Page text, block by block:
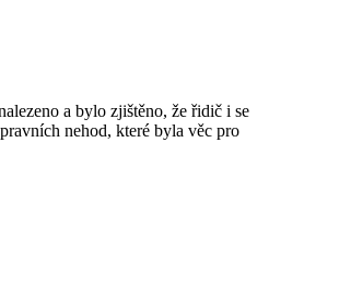
a bylo zjištěno, že řidič i se
nehod, které byla věc pro